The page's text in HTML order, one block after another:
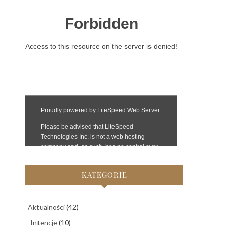
KATEGORIE
Aktualności(42)
Intencje(10)